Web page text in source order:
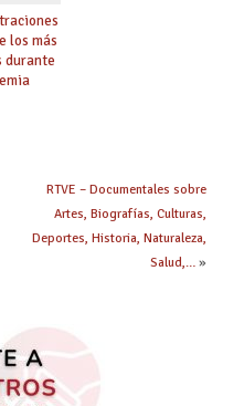
los más
durante
RTVE – Documentales sobre
Artes, Biografías, Culturas,
Deportes, Historia, Naturaleza,
Salud,…»